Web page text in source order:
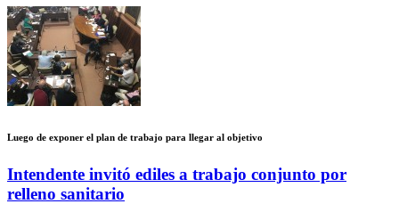
Luego de exponer el plan de trabajo para llegar al objetivo
Intendente invitó ediles a trabajo conjunto por
relleno sanitario